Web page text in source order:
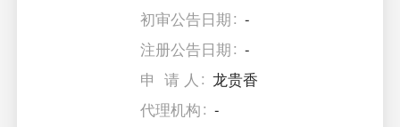
初审公告日期
-
注册公告日期
-
申 请 人
龙贵香
代理机构
-